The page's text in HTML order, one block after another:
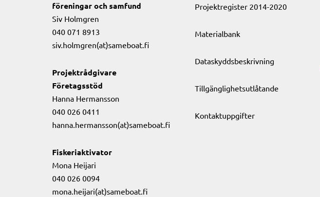
föreningar och samfund
Siv Holmgren
040 071 8913
siv.holmgren(at)sameboat.fi
Projektrådgivare
Företagsstöd
Hanna Hermansson
040 026 0411
hanna.hermansson(at)sameboat.fi
Fiskeriaktivator
Mona Heijari
040 026 0094
mona.heijari(at)sameboat.fi
Projektregister 2014-2020
Materialbank
Dataskyddsbeskrivning
Tillgänglighetsutlåtande
Kontaktuppgifter